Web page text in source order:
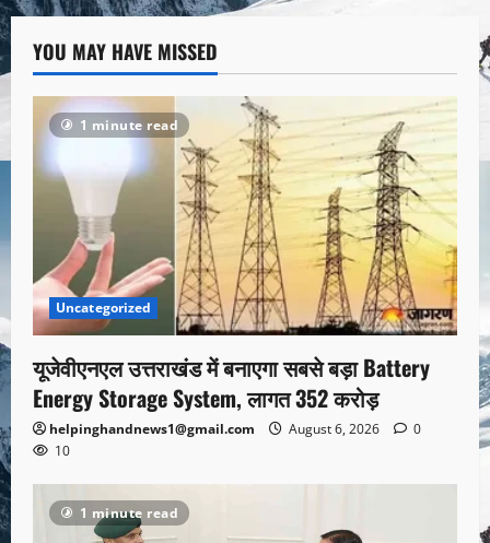
YOU MAY HAVE MISSED
1 minute read
Uncategorized
यूजेवीएनएल उत्तराखंड में बनाएगा सबसे बड़ा Battery
Energy Storage System, लागत 352 करोड़
helpinghandnews1@gmail.com August 6, 2026
0
10
1 minute read